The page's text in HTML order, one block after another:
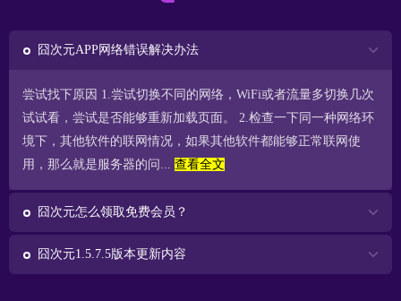
囧次元APP网络错误解决办法
尝试找下原因 1.尝试切换不同的网络，WiFi或者流量多切换几次
试试看，尝试是否能够重新加载页面。 2.检查一下同一种网络环
境下，其他软件的联网情况，如果其他软件都能够正常联网使
用，那么就是服务器的问... 查看全文
囧次元怎么领取免费会员？
囧次元1.5.7.5版本更新内容